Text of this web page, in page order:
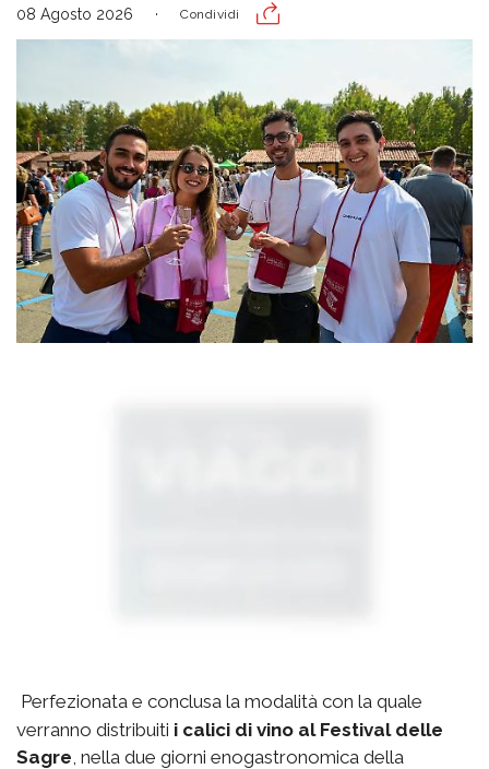
08 Agosto 2026 Condividi
Perfezionata e conclusa la modalità con la quale
verranno distribuiti i calici di vino al Festival delle
Sagre , nella due giorni enogastronomica della